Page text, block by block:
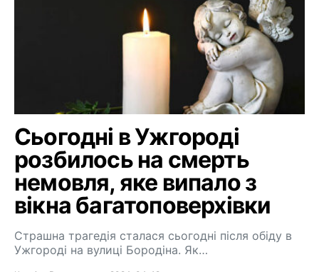
Сьогодні в Ужгороді
розбилось на смерть
немовля, яке випало з
вікна багатоповерхівки
Страшна трагедія сталася сьогодні після обіду в
Ужгороді на вулиці Бородіна. Як…